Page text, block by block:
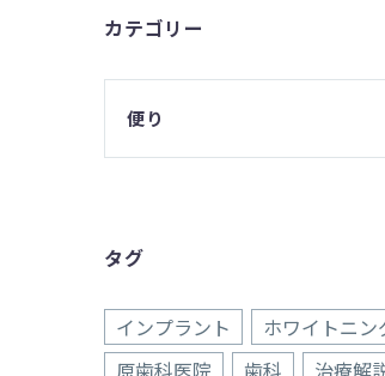
カテゴリー
便り
タグ
インプラント
ホワイトニン
原歯科医院
歯科 治療解